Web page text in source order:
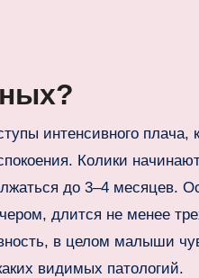
интенсивного плача,
Колики
до 3–4 месяцев.
длится не менее
в целом малыши
видимых патологий.